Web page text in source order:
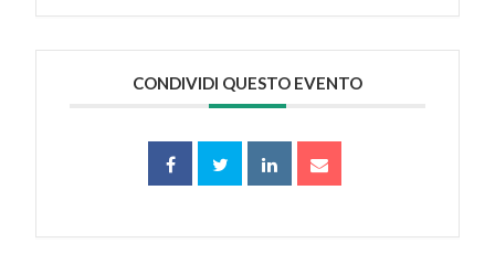
CONDIVIDI QUESTO EVENTO